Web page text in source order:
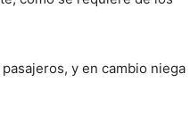
y en cambio niega